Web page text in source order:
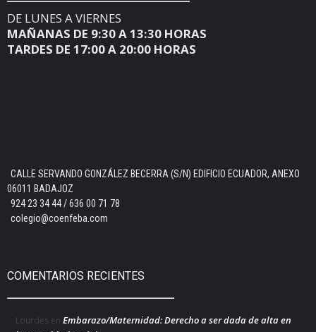
DE LUNES A VIERNES
MAÑANAS DE 9:30 A 13:30 HORAS
TARDES DE 17:00 A 20:00 HORAS
CALLE SERVANDO GONZÁLEZ BECERRA (S/N) EDIFICIO ECUADOR, ANEXO
06011 BADAJOZ
924 23 34 44 / 636 00 71 78
colegio@coenfeba.com
COMENTARIOS RECIENTES
Lourdes en Embarazo/Maternidad: Derecho a ser dada de alta en